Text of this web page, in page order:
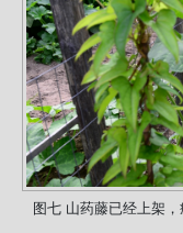
图七 山药藤已经上架